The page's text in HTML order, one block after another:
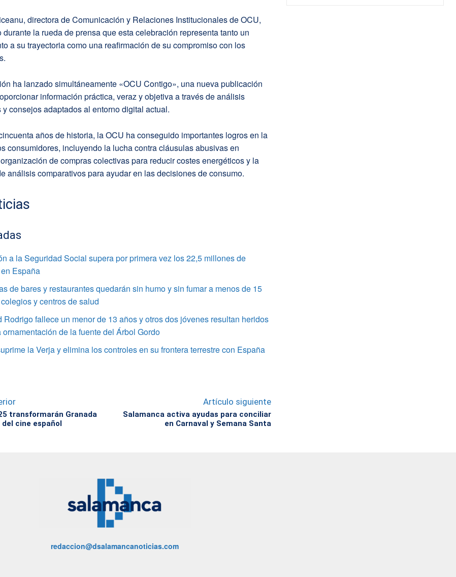
directora de Comunicación y Relaciones Institucionales de OCU,
durante la rueda de prensa que esta celebración representa tanto un
a su trayectoria como una reafirmación de su compromiso con los
ha lanzado simultáneamente «OCU Contigo», una nueva publicación
información práctica, veraz y objetiva a través de análisis
y consejos adaptados al entorno digital actual.
años de historia, la OCU ha conseguido importantes logros en la
consumidores, incluyendo la lucha contra cláusulas abusivas en
de compras colectivas para reducir costes energéticos y la
análisis comparativos para ayudar en las decisiones de consumo.
a la Seguridad Social supera por primera vez los 22,5 millones de
España
de bares y restaurantes quedarán sin humo y sin fumar a menos de 15
y centros de salud
Rodrigo fallece un menor de 13 años y otros dos jóvenes resultan heridos
ornamentación de la fuente del Árbol Gordo
la Verja y elimina los controles en su frontera terrestre con España
transformarán Granada
cine español
Artículo siguiente
Salamanca activa ayudas para conciliar
en Carnaval y Semana Santa
redaccion@dsalamancanoticias.com